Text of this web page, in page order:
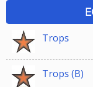
Trops
Trops (B)